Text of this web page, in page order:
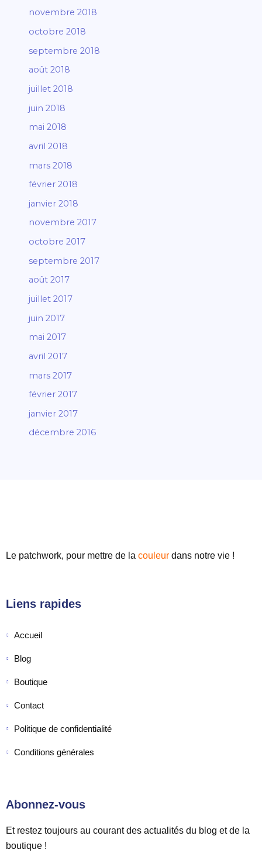
novembre 2018
octobre 2018
septembre 2018
août 2018
juillet 2018
juin 2018
mai 2018
avril 2018
mars 2018
février 2018
janvier 2018
novembre 2017
octobre 2017
septembre 2017
août 2017
juillet 2017
juin 2017
mai 2017
avril 2017
mars 2017
février 2017
janvier 2017
décembre 2016
Le patchwork, pour mettre de la couleur dans notre vie !
Liens rapides
Accueil
Blog
Boutique
Contact
Politique de confidentialité
Conditions générales
Abonnez-vous
Et restez toujours au courant des actualités du blog et de la
boutique !